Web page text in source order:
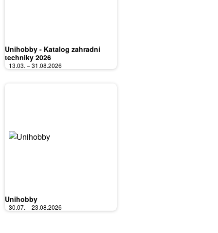
Unihobby - Katalog zahradní
techniky 2026
13.03. – 31.08.2026
Unihobby
30.07. – 23.08.2026